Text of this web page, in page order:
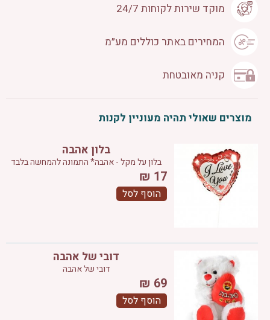
מוקד שירות לקוחות 24/7
המחירים באתר כוללים מע״מ
קניה מאובטחת
מוצרים שאולי תהיה מעוניין לקנות
בלון אהבה
בלון על מקל - אהבה* התמונה להמחשה בלבד
17
₪
הוסף לסל
דובי של אהבה
דובי של אהבה
69
₪
הוסף לסל